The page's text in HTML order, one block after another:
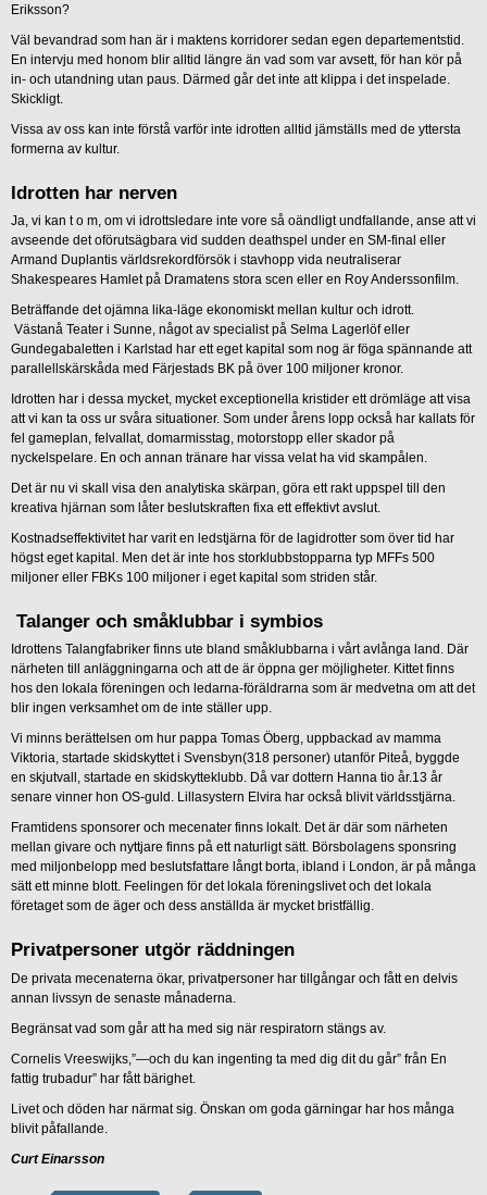
Eriksson?
Väl bevandrad som han är i maktens korridorer sedan egen departementstid.
En intervju med honom blir alltid längre än vad som var avsett, för han kör på
in- och utandning utan paus. Därmed går det inte att klippa i det inspelade.
Skickligt.
Vissa av oss kan inte förstå varför inte idrotten alltid jämställs med de yttersta
formerna av kultur.
Idrotten har nerven
Ja, vi kan t o m, om vi idrottsledare inte vore så oändligt undfallande, anse att vi
avseende det oförutsägbara vid sudden deathspel under en SM-final eller
Armand Duplantis världsrekordförsök i stavhopp vida neutraliserar
Shakespeares Hamlet på Dramatens stora scen eller en Roy Anderssonfilm.
Beträffande det ojämna lika-läge ekonomiskt mellan kultur och idrott.
Västanå Teater i Sunne, något av specialist på Selma Lagerlöf eller
Gundegabaletten i Karlstad har ett eget kapital som nog är föga spännande att
parallellskärskåda med Färjestads BK på över 100 miljoner kronor.
Idrotten har i dessa mycket, mycket exceptionella kristider ett drömläge att visa
att vi kan ta oss ur svåra situationer. Som under årens lopp också har kallats för
fel gameplan, felvallat, domarmisstag, motorstopp eller skador på
nyckelspelare. En och annan tränare har vissa velat ha vid skampålen.
Det är nu vi skall visa den analytiska skärpan, göra ett rakt uppspel till den
kreativa hjärnan som låter beslutskraften fixa ett effektivt avslut.
Kostnadseffektivitet har varit en ledstjärna för de lagidrotter som över tid har
högst eget kapital. Men det är inte hos storklubbstopparna typ MFFs 500
miljoner eller FBKs 100 miljoner i eget kapital som striden står.
Talanger och småklubbar i symbios
Idrottens Talangfabriker finns ute bland småklubbarna i vårt avlånga land. Där
närheten till anläggningarna och att de är öppna ger möjligheter. Kittet finns
hos den lokala föreningen och ledarna-föräldrarna som är medvetna om att det
blir ingen verksamhet om de inte ställer upp.
Vi minns berättelsen om hur pappa Tomas Öberg, uppbackad av mamma
Viktoria, startade skidskyttet i Svensbyn(318 personer) utanför Piteå, byggde
en skjutvall, startade en skidskytteklubb. Då var dottern Hanna tio år.13 år
senare vinner hon OS-guld. Lillasystern Elvira har också blivit världsstjärna.
Framtidens sponsorer och mecenater finns lokalt. Det är där som närheten
mellan givare och nyttjare finns på ett naturligt sätt. Börsbolagens sponsring
med miljonbelopp med beslutsfattare långt borta, ibland i London, är på många
sätt ett minne blott. Feelingen för det lokala föreningslivet och det lokala
företaget som de äger och dess anställda är mycket bristfällig.
Privatpersoner utgör räddningen
De privata mecenaterna ökar, privatpersoner har tillgångar och fått en delvis
annan livssyn de senaste månaderna.
Begränsat vad som går att ha med sig när respiratorn stängs av.
Cornelis Vreeswijks,”—och du kan ingenting ta med dig dit du går” från En
fattig trubadur” har fått bärighet.
Livet och döden har närmat sig. Önskan om goda gärningar har hos många
blivit påfallande.
Curt Einarsson